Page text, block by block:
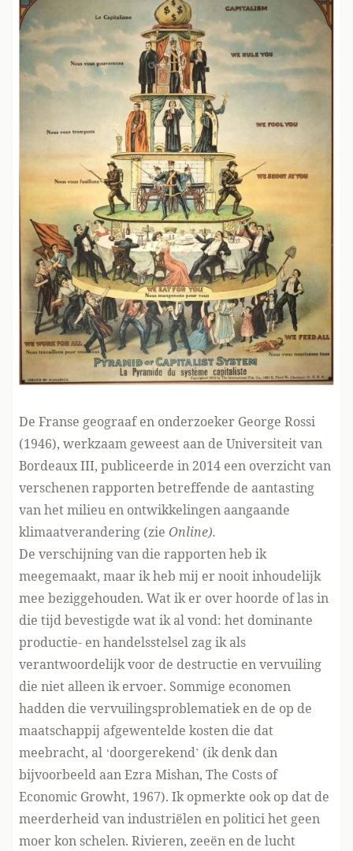
De Franse geograaf en onderzoeker George Rossi
(1946), werkzaam geweest aan de Universiteit van
Bordeaux III, publiceerde in 2014 een overzicht van
verschenen rapporten betreffende de aantasting
van het milieu en ontwikkelingen aangaande
klimaatverandering (zie Online).
De verschijning van die rapporten heb ik
meegemaakt, maar ik heb mij er nooit inhoudelijk
mee beziggehouden. Wat ik er over hoorde of las in
die tijd bevestigde wat ik al vond: het dominante
productie- en handelsstelsel zag ik als
verantwoordelijk voor de destructie en vervuiling
die niet alleen ik ervoer. Sommige economen
hadden die vervuilingsproblematiek en de op de
maatschappij afgewentelde kosten die dat
meebracht, al ‘doorgerekend’ (ik denk dan
bijvoorbeeld aan Ezra Mishan, The Costs of
Economic Growht, 1967). Ik opmerkte ook op dat de
meerderheid van industriëlen en politici het geen
moer kon schelen. Rivieren, zeeën en de lucht